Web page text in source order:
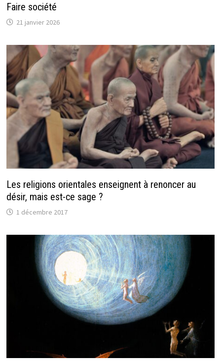
Faire société
21 janvier 2026
Les religions orientales enseignent à renoncer au
désir, mais est-ce sage ?
1 décembre 2017